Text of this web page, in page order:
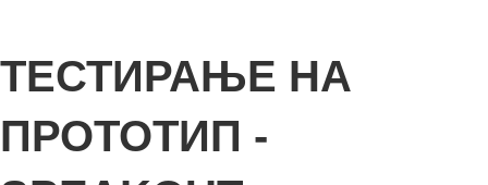
ТЕСТИРАЊЕ НА
ПРОТОТИП -